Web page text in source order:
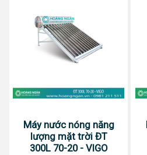
Máy nước nóng năng
lượng mặt trời ĐT
300L 70-20 - VIGO